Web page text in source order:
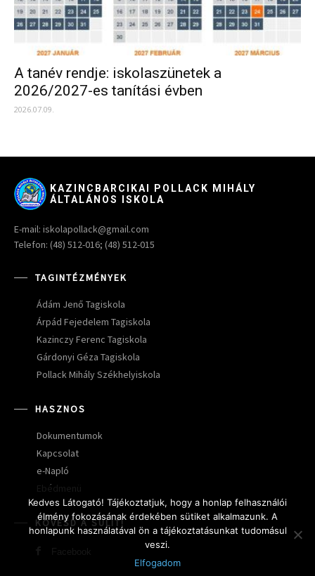
A tanév rendje: iskolaszünetek a
2026/2027-es tanítási évben
2026.07.09.
KAZINCBARCIKAI POLLACK MIHÁLY
ÁLTALÁNOS ISKOLA
E-mail: iskolapollack@gmail.com
Telefon: (48) 512-016; (48) 512-015
TAGINTÉZMÉNYEK
Ádám Jenő Tagiskola
Árpád Fejedelem Tagiskola
Kazinczy Ferenc Tagiskola
Gárdonyi Géza Tagiskola
Pollack Mihály Székhelyiskola
HASZNOS
Dokumentumok
Kapcsolat
e-Napló
Ebédmenü
KÖVESD A SULIT!
Kedves Látogató! Tájékoztatjuk, hogy a honlap felhasználói
élmény fokozásának érdekében sütiket alkalmazunk. A
honlapunk használatával ön a tájékoztatásunkat tudomásul
veszi.
Elfogadom